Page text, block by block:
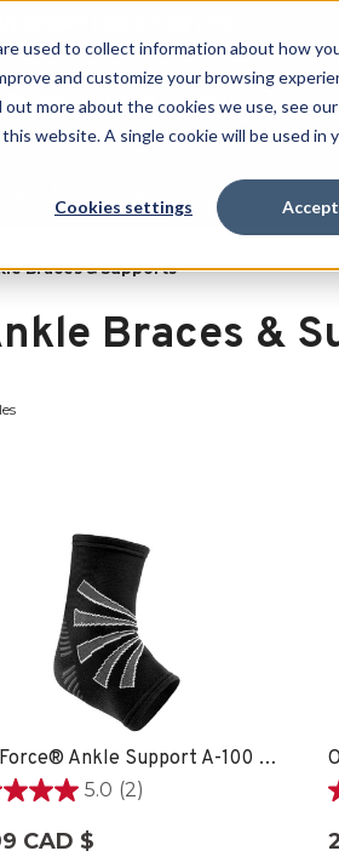
used to collect information about how
and customize your browsing
more about the cookies we use, see our
website. A single cookie will be used in
Cookies settings Accept
Braces & Supports
Braces &
OmniForce® Ankle Support A-100 - XS
5.0 (2)
CAD $